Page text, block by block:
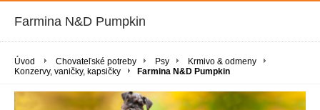
Farmina N&D Pumpkin
Úvod Chovateľské potreby Psy
Krmivo & odmeny
Konzervy, vaničky, kapsičky
Farmina N&D Pumpkin